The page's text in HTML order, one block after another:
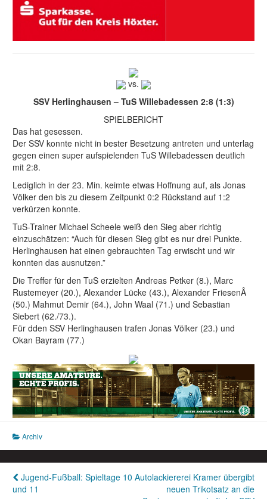
vs.
SSV Herlinghausen – TuS Willebadessen 2:8 (1:3)
SPIELBERICHT
Das hat gesessen.
Der SSV konnte nicht in bester Besetzung antreten und unterlag
gegen einen super aufspielenden TuS Willebadessen deutlich
mit 2:8.
Lediglich in der 23. Min. keimte etwas Hoffnung auf, als Jonas
Völker den bis zu diesem Zeitpunkt 0:2 Rückstand auf 1:2
verkürzen konnte.
TuS-Trainer Michael Scheele weiß den Sieg aber richtig
einzuschätzen: “Auch für diesen Sieg gibt es nur drei Punkte.
Herlinghausen hat einen gebrauchten Tag erwischt und wir
konnten das ausnutzen.”
Die Treffer für den TuS erzielten Andreas Petker (8.), Marc
Rustemeyer (20.), Alexander Lücke (43.), Alexander FriesenÂ
(50.) Mahmut Demir (64.), John Waal (71.) und Sebastian
Siebert (62./73.).
Für dden SSV Herlinghausen trafen Jonas Völker (23.) und
Okan Bayram (77.)
Archiv
Beitragsnavigation
Jugend-Fußball: Spieltage 10
und 11
Autolackiererei Kramer übergibt
neuen Trikotsatz an die